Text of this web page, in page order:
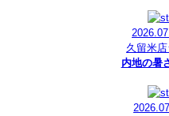
久留米
内地の暑